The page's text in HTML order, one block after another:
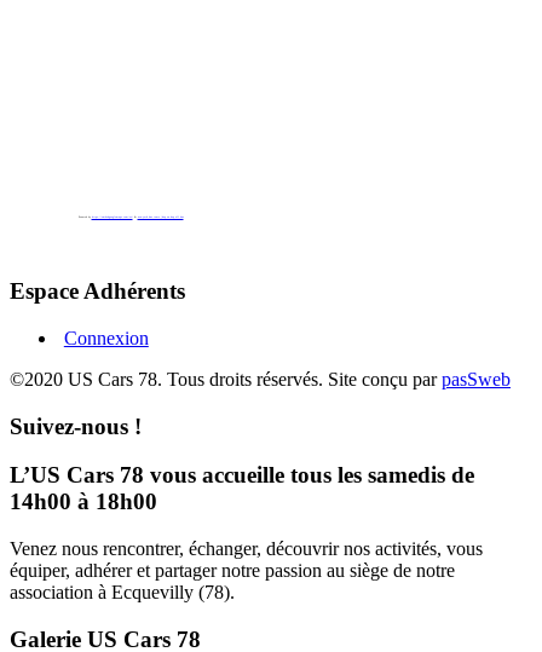
Powered by &
Espace Adhérents
Connexion
©2020 US Cars 78. Tous droits réservés. Site conçu parpasSweb
Suivez-nous !
L’US Cars 78 vous accueille tous les samedis de
14h00 à 18h00
Venez nous rencontrer, échanger, découvrir nos activités, vous
équiper, adhérer et partager notre passion au siège de notre
association à Ecquevilly (78).
Galerie US Cars 78